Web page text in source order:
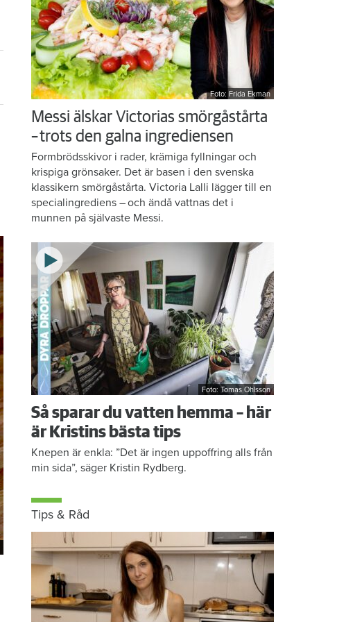
Foto: Frida Ekman
Messi älskar Victorias smörgåstårta
– trots den galna ingrediensen
Formbrödsskivor i rader, krämiga fyllningar och
krispiga grönsaker. Det är basen i den svenska
klassikern smörgåstårta. Victoria Lalli lägger till en
specialingrediens – och ändå vattnas det i
munnen på självaste Messi.
Foto: Tomas Ohlsson
Så sparar du vatten hemma – här
är Kristins bästa tips
Knepen är enkla: ”Det är ingen uppoffring alls från
min sida”, säger Kristin Rydberg.
Tips & Råd